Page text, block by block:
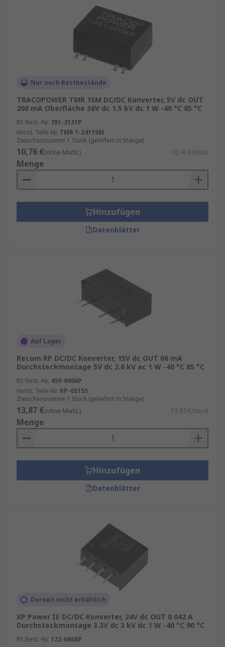
Gleichspannungswandlern
Der Einsatz hochwertiger DC/DC‑Konverter
Hoher Wirkungsgrad – reduziert
Energieverluste und Wärmeentwicklung
Kompakte Bauform – ideal für
platzkritische Designs
Stabile Ausgangsspannung – auch bei Last‑
und Eingangsschwankungen
Schutzfunktionen – Überstrom‑,
Überspannungs‑ und Kurzschlussschutz
Zuverlässigkeit & lange Lebensdauer
Dank moderner Schaltreglertechnologien lassen
sich selbst anspruchsvolle Anwendungen
Bei der Auswahl des passenden Produkts sollten
folgende technische Parameter berücksichtigt
Eingangsspannungsbereich
Ausgangsspannung und Ausgangsstrom
Isolationsanforderungen
Wirkungsgrad
Zulässiger Temperaturbereich
Gehäuseform und Montageart (SIP, DIP,
SMD)
Je nach Einsatzumgebung spielen auch
Rolle, etwa für Medizin‑ oder
Bahnanwendungen.
professionelle Anwendungen
Industrie‑taugliche DC DC‑Wandler sind speziell
raue Umgebungen
erweiterte Temperaturbereiche, erhöhte
Vibrationsfestigkeit und eine konstante
Performance auch bei langfristigem
Dauerbetrieb. Durch ihre hohe Qualität sind sie
ideal für kritische Anwendungen, bei denen ein
Ausfall nicht tolerierbar ist.
Nur noch Restbestände
TRACOPOWER TMR 1SM DC/DC Konverter, 5V dc OUT
200 mA Oberfläche 36V dc 1.5 kV dc 1 W -40 °C 85 °C
RS Best.-Nr. 781-3131P
Herst. Teile-Nr. TMR 1-2411SM
Zwischensumme 1 Stück (geliefert in Stange)
10,76 €(ohne MwSt.) 10,76 €/Stück
Menge
Hinzufügen
Datenblätter
Auf Lager
Recom RP DC/DC Konverter, 15V dc OUT 66 mA
Durchsteckmontage 5V dc 2.6 kV ac 1 W -40 °C 85 °C
RS Best.-Nr. 459-8006P
Herst. Teile-Nr. RP-0515S
Zwischensumme 1 Stück (geliefert in Stange)
13,87 €(ohne MwSt.) 13,87 €/Stück
Menge
Hinzufügen
Datenblätter
Derzeit nicht erhältlich
XP Power IE DC/DC Konverter, 24V dc OUT 0.042 A
Durchsteckmontage 3.3V dc 3 kV dc 1 W -40 °C 90 °C
RS Best.-Nr. 122-6868P